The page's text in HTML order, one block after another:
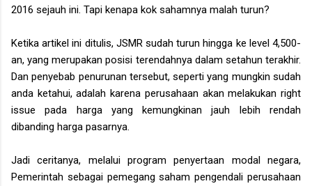
2016 sejauh ini. Tapi kenapa kok sahamnya malah turun?
Ketika artikel ini ditulis, JSMR sudah turun hingga ke level 4,500-
an, yang merupakan posisi terendahnya dalam setahun terakhir.
Dan penyebab penurunan tersebut, seperti yang mungkin sudah
anda ketahui, adalah karena perusahaan akan melakukan right
issue pada harga yang kemungkinan jauh lebih rendah
dibanding harga pasarnya.
Jadi ceritanya, melalui program penyertaan modal negara,
Pemerintah sebagai pemegang saham pengendali perusahaan